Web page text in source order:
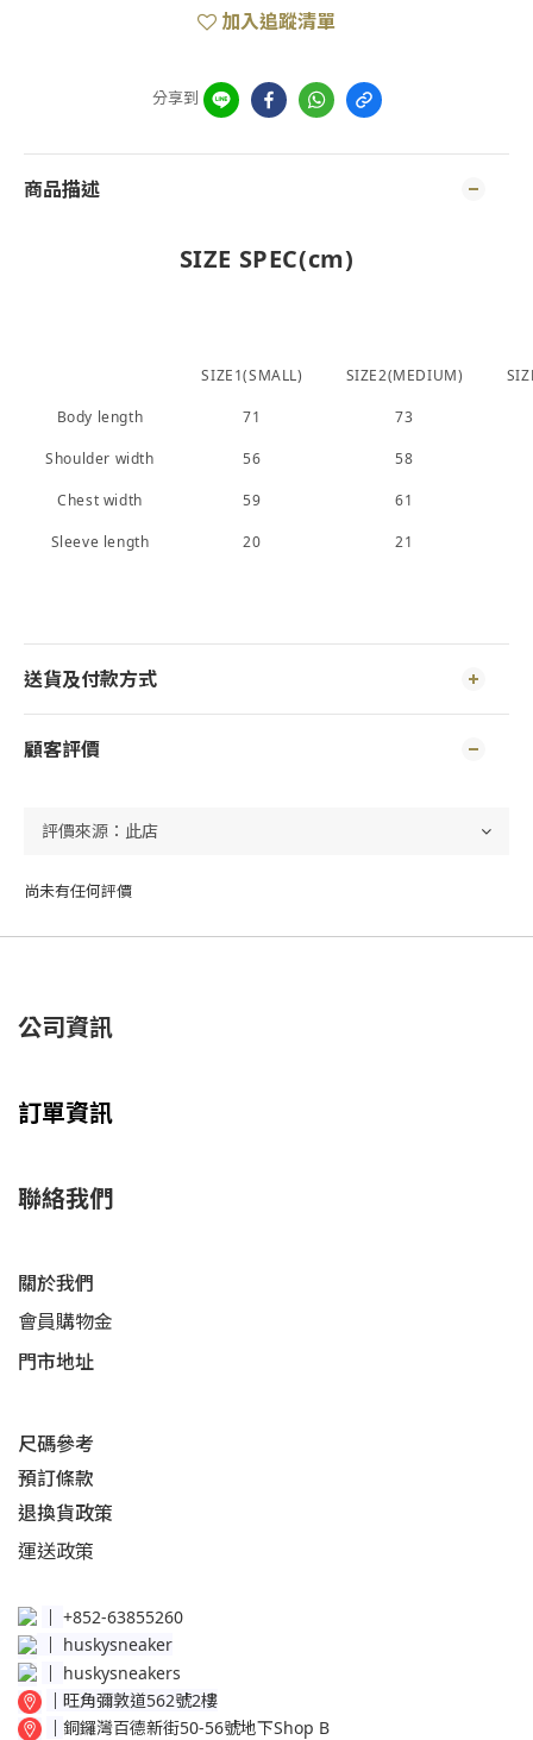
加入追蹤清單
分享到
商品描述
SIZE SPEC(cm)
SIZE1(SMALL) SIZE2(MEDIUM)
Body length 71 73
Shoulder width 56 58
Chest width 59 61
Sleeve length 20 21
送貨及付款方式
顧客評價
尚未有任何評價
公司資訊
訂單資訊
聯絡我們
關於我們
會員購物金
門市地址
尺碼參考
預訂條款
退換貨政策​
運送政策​
│ +852-63855260
huskysneaker
│ huskysneakers
│ 旺角彌敦道562號2樓
│ 銅鑼灣百德新街50-56號地下Shop B